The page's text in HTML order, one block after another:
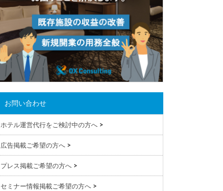
お問い合わせ
ホテル運営代行をご検討中の方へ >
広告掲載ご希望の方へ >
プレス掲載ご希望の方へ >
セミナー情報掲載ご希望の方へ >